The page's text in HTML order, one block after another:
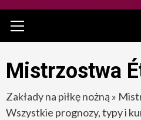
Główne
Mistrzostwa
Zakłady na piłkę nożną »
Wszystkie prognozy, typy i